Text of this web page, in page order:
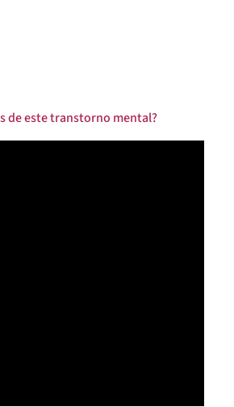
de este transtorno mental?